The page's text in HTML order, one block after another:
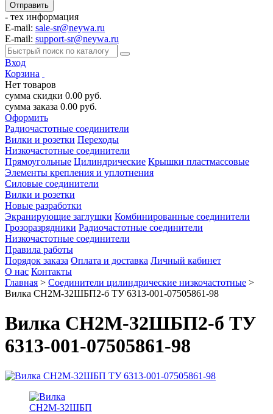
- тех информация
E-mail: sale-sr@neywa.ru
E-mail: support-sr@neywa.ru
Вход
Корзина
Нет товаров
сумма скидки 0.00 руб.
сумма заказа 0.00 руб.
Оформить
Радиочастотные соединители
Вилки и розетки Переходы
Низкочастотные соединители
Прямоугольные Цилиндрические Крышки пластмассовые
Элементы крепления и уплотнения
Силовые соединители
Вилки и розетки
Новые разработки
Экранирующие заглушки Комбинированные соединители
Грозоразрядники Радиочастотные соединители
Низкочастотные соединители
Правила работы
Порядок заказа Оплата и доставка Личный кабинет
О нас Контакты
Главная > Соединители цилиндрические низкочастотные >
Вилка СН2М-32ШБП2-б ТУ 6313-001-07505861-98
Вилка СН2М-32ШБП2-б ТУ
6313-001-07505861-98